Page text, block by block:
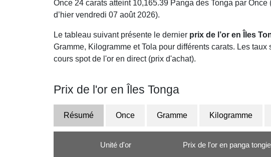
Once 24 carats atteint 10,165.39 Panga des Tonga par
d’hier vendredi 07 août 2026).
Le tableau suivant présente le dernier prix de l’or en Îles
Gramme, Kilogramme et Tola pour différents carats. Les
cours spot de l'or en direct (prix d'achat).
Prix de l'or en Îles Tonga
Résumé Once Gramme Kilogramme
Unité d'or Prix de l'or en panga